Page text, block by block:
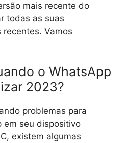
mais recente do
todas as suas
Vamos
o WhatsApp
2023?
problemas para
em seu dispositivo
existem algumas